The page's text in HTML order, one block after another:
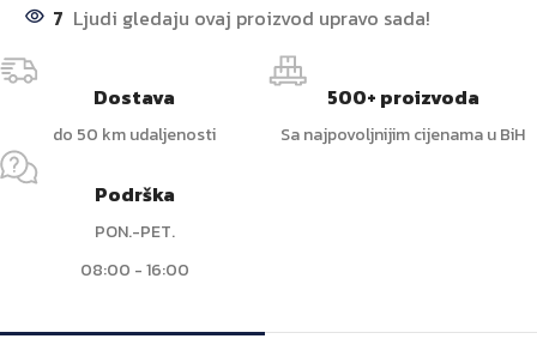
7 Ljudi gledaju ovaj proizvod upravo sada!
Dostava
do 50 km udaljenosti
500+ proizvoda
Sa najpovoljnijim cijenama u BiH
Podrška
PON.-PET.
08:00 - 16:00